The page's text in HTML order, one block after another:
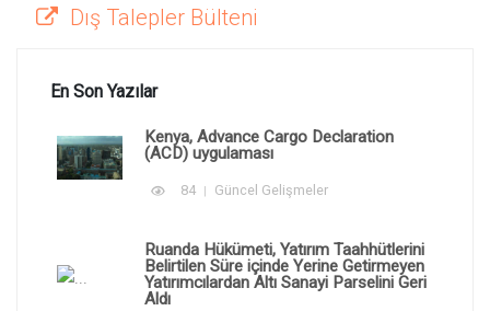
Dış Talepler Bülteni
En Son Yazılar
Kenya, Advance Cargo Declaration
(ACD) uygulaması
84 Güncel Gelişmeler
Ruanda Hükümeti, Yatırım Taahhütlerini
Belirtilen Süre içinde Yerine Getirmeyen
Yatırımcılardan Altı Sanayi Parselini Geri
Aldı